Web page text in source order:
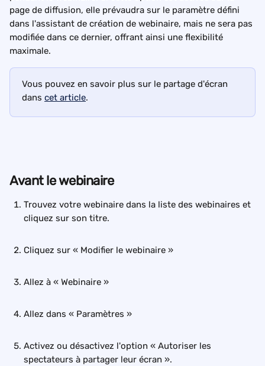
page de diffusion, elle prévaudra sur le paramètre défini
dans l'assistant de création de webinaire, mais ne sera pas
modifiée dans ce dernier, offrant ainsi une flexibilité
maximale.
Vous pouvez en savoir plus sur le partage d'écran
dans cet article.
Avant le webinaire
Trouvez votre webinaire dans la liste des webinaires et
cliquez sur son titre.
Cliquez sur « Modifier le webinaire »
Allez à « Webinaire »
Allez dans « Paramètres »
Activez ou désactivez l'option « Autoriser les
spectateurs à partager leur écran ».